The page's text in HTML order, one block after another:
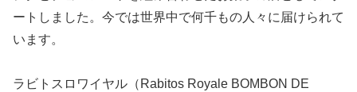
ートしました。今では世界中で何千もの人々に届けられて
います。
ラビトスロワイヤル（Rabitos Royale BOMBON DE